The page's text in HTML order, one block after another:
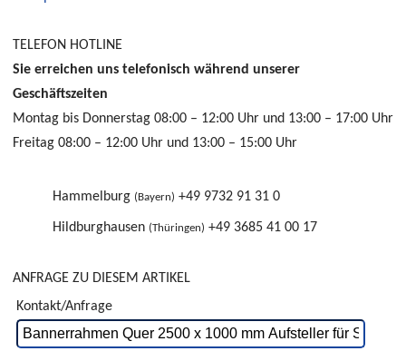
TELEFON HOTLINE
Sie erreichen uns telefonisch während unserer
Geschäftszeiten
Montag bis Donnerstag 08:00 – 12:00 Uhr und 13:00 – 17:00 Uhr
Freitag 08:00 – 12:00 Uhr und 13:00 – 15:00 Uhr
Hammelburg (Bayern) +49 9732 91 31 0
Hildburghausen (Thüringen) +49 3685 41 00 17
ANFRAGE ZU DIESEM ARTIKEL
Kontakt/Anfrage